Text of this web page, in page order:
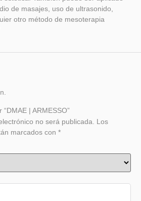
de masajes, uso de ultrasonido,
otro método de mesoterapia
| ARMESSO”
no será publicada.
Los
marcados con *